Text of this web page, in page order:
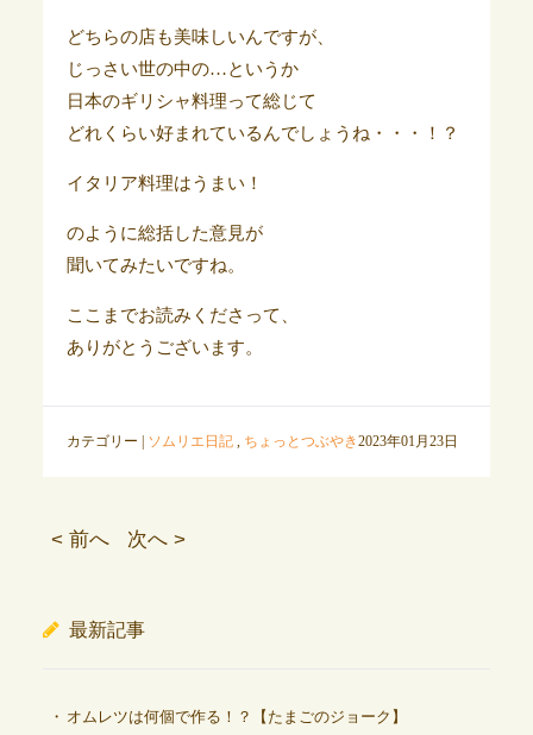
どちらの店も美味しいんですが、
じっさい世の中の…というか
日本のギリシャ料理って総じて
どれくらい好まれているんでしょうね・・・！？
イタリア料理はうまい！
のように総括した意見が
聞いてみたいですね。
ここまでお読みくださって、
ありがとうございます。
カテゴリー | ソムリエ日記, ちょっとつぶやき2023年01月23日
< 前へ 次へ >
最新記事
オムレツは何個で作る！？【たまごのジョーク】